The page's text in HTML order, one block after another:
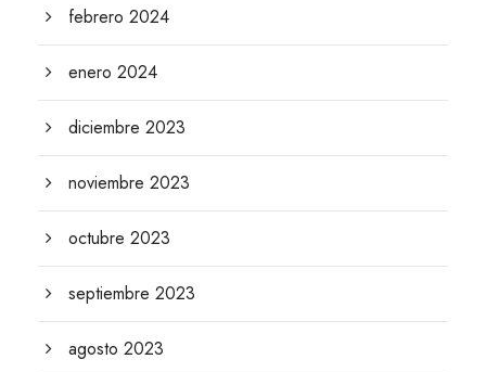
febrero 2024
enero 2024
diciembre 2023
noviembre 2023
octubre 2023
septiembre 2023
agosto 2023